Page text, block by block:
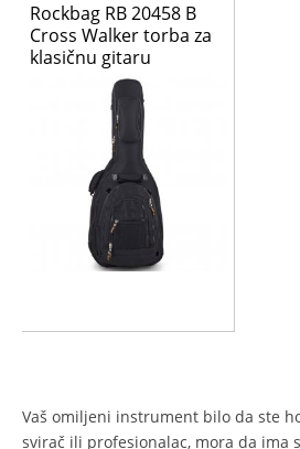
Rockbag RB 20458 B
Cross Walker torba za
klasičnu gitaru
Vaš omiljeni instrument bilo da ste
svirač ili profesionalac, mora da ima